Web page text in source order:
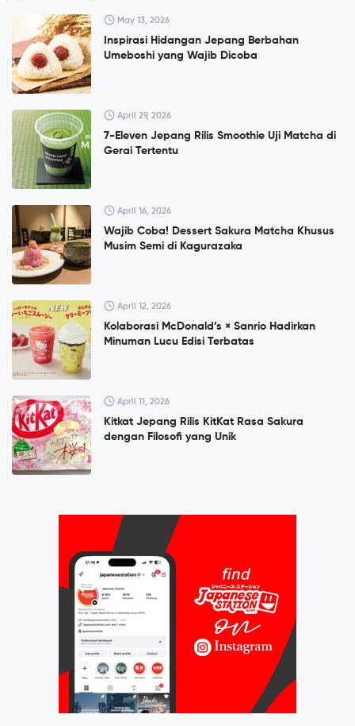
May 13, 2026
Inspirasi Hidangan Jepang Berbahan
Umeboshi yang Wajib Dicoba
April 29, 2026
7-Eleven Jepang Rilis Smoothie Uji Matcha di
Gerai Tertentu
April 16, 2026
Wajib Coba! Dessert Sakura Matcha Khusus
Musim Semi di Kagurazaka
April 12, 2026
Kolaborasi McDonald’s × Sanrio Hadirkan
Minuman Lucu Edisi Terbatas
April 11, 2026
Kitkat Jepang Rilis KitKat Rasa Sakura
dengan Filosofi yang Unik